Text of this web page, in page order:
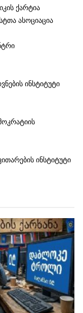
ქარტია
ასოციაცია
ინსტიტუტი
ინსტიტუტი